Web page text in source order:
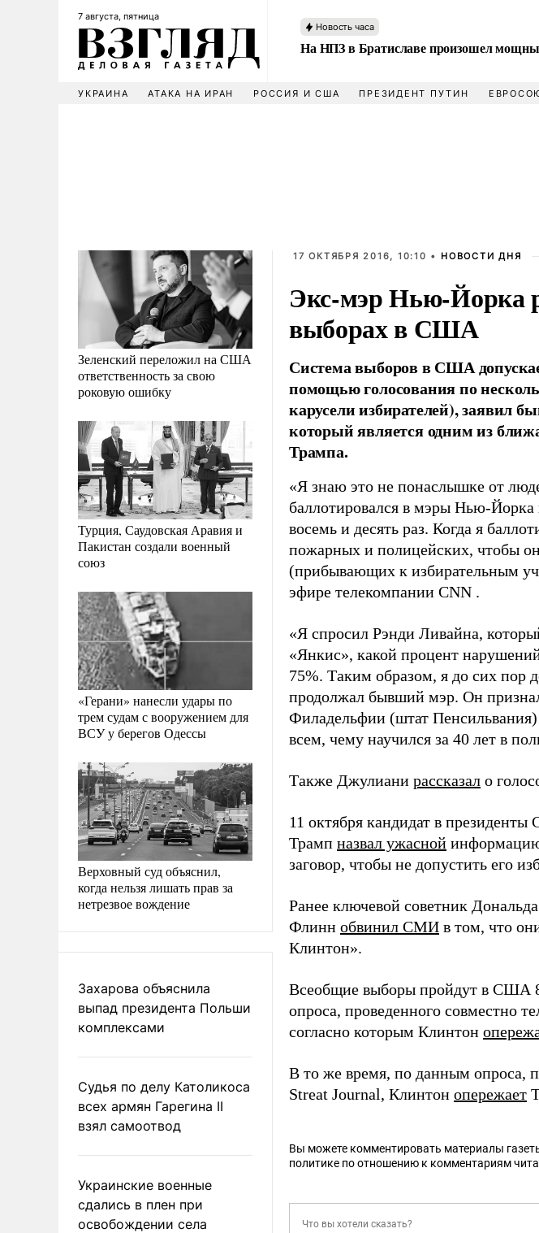
7 августа, пятница
Новость часа
На НПЗ в Братиславе произошел
УКРАИНА АТАКА НА ИРАН РОССИЯ И США ПРЕЗИДЕНТ ПУТИН
Зеленский переложил на США
ответственность за свою
роковую ошибку
Турция, Саудовская Аравия и
Пакистан создали военный
союз
«Герани» нанесли удары по
трем судам с вооружением для
ВСУ у берегов Одессы
Верховный суд объяснил,
когда нельзя лишать прав за
нетрезвое вождение
Захарова объяснила
выпад президента Польши
комплексами
Судья по делу Католикоса
всех армян Гарегина II
взял самоотвод
Украинские военные
сдались в плен при
освобождении села
17 ОКТЯБРЯ 2016, 10:10 • НОВОСТИ ДНЯ
Экс-мэр Нью-Йорка
выборах в США
Система выборов в США
помощью голосования по
карусели избирателей),
который является одним из
Трампа.
«Я знаю это не понаслышке от
баллотировался в мэры Нью-Йорка
восемь и десять раз. Когда я
пожарных и полицейских, чтобы
(прибывающих к избирательным
эфире телекомпании CNN .
«Я спросил Рэнди Ливайна,
«Янкис», какой процент
75%. Таким образом, я до сих пор
продолжал бывший мэр. Он
Филадельфии (штат
всем, чему научился за 40 лет в
Также Джулиани рассказал о
11 октября кандидат в
Трамп назвал ужасной
заговор, чтобы не допустить его
Ранее ключевой советник
Флинн обвинил СМИ в том, что
Клинтон».
Всеобщие выборы пройдут в США 8
опроса, проведенного совместно
согласно которым Клинтон
В то же время, по данным опроса,
Streat Journal, Клинтон опережает
Вы можете комментировать материалы
политике по отношению к комментариям